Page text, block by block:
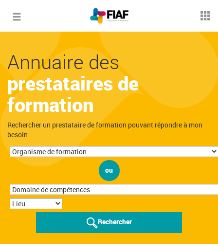
Toggle
Annuaire des
prestataires de
formation
Rechercher un prestataire de formation pouvant répondre à mon
besoin
ou
Rechercher